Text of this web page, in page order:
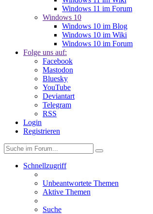
Windows 11 im Forum
Windows 10
Windows 10 im Blog
Windows 10 im Wiki
Windows 10 im Forum
Folge uns auf:
Facebook
Mastodon
Bluesky
YouTube
Deviantart
Telegram
RSS
Login
Registrieren
Schnellzugriff
Unbeantwortete Themen
Aktive Themen
Suche